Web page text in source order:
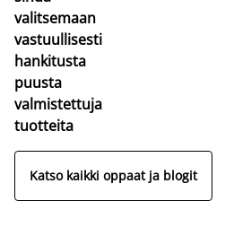
valitsemaan
vastuullisesti
hankitusta
puusta
valmistettuja
tuotteita
Katso kaikki oppaat ja blogit